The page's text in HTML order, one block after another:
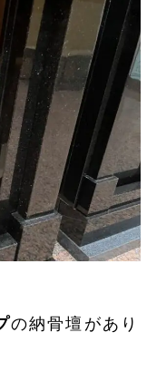
の納骨壇があり